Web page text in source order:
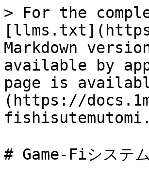
> For the
Markdown
available by
page is
(https://
# Game-Fiシステ